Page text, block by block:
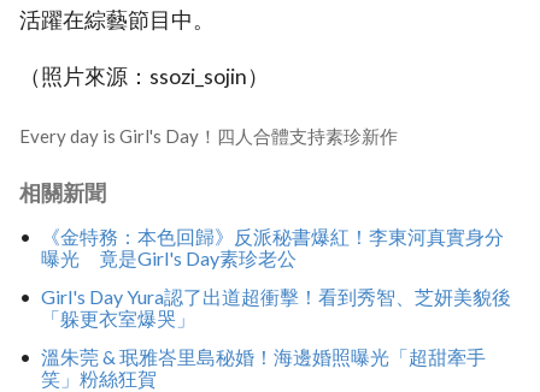
活躍在綜藝節目中。
（照片來源：ssozi_sojin）
Every day is Girl's Day！四人合體支持素珍新作
相關新聞
《金特務：本色回歸》反派秘書爆紅！李東河真實身分
曝光 竟是Girl's Day素珍老公
Girl's Day Yura認了出道超衝擊！看到秀智、芝妍美貌後
「躲更衣室爆哭」
溫朱莞 & 珉雅峇里島秘婚！海邊婚照曝光「超甜牽手
笑」粉絲狂賀